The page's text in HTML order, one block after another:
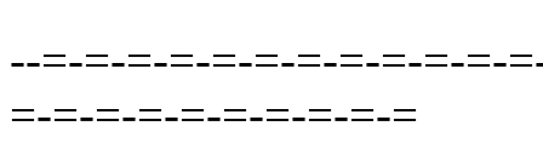
--=-=-=-=-=-=-=-=-=-=-=-
=-=-=-=-=-=-=-=-=-=